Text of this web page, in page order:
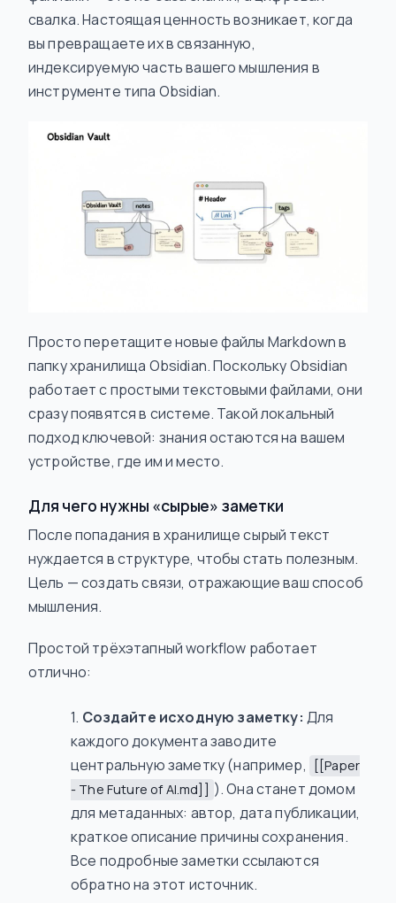
свалка. Настоящая ценность возникает, когда
вы превращаете их в связанную,
индексируемую часть вашего мышления в
инструменте типа Obsidian.
Просто перетащите новые файлы Markdown в
папку хранилища Obsidian. Поскольку Obsidian
работает с простыми текстовыми файлами, они
сразу появятся в системе. Такой локальный
подход ключевой: знания остаются на вашем
устройстве, где им и место.
Для чего нужны «сырые» заметки
После попадания в хранилище сырый текст
нуждается в структуре, чтобы стать полезным.
Цель — создать связи, отражающие ваш способ
мышления.
Простой трёхэтапный workflow работает
отлично:
Создайте исходную заметку: Для
каждого документа заводите
центральную заметку (например,
[[Paper
- The Future of AI.md]]
). Она станет домом
для метаданных: автор, дата публикации,
краткое описание причины сохранения.
Все подробные заметки ссылаются
обратно на этот источник.